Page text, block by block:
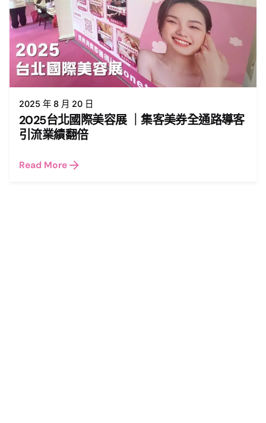
2025 年 8 月 20 日
2025台北國際美容展 ｜集客美券全通路導客
引流業績翻倍
Read More